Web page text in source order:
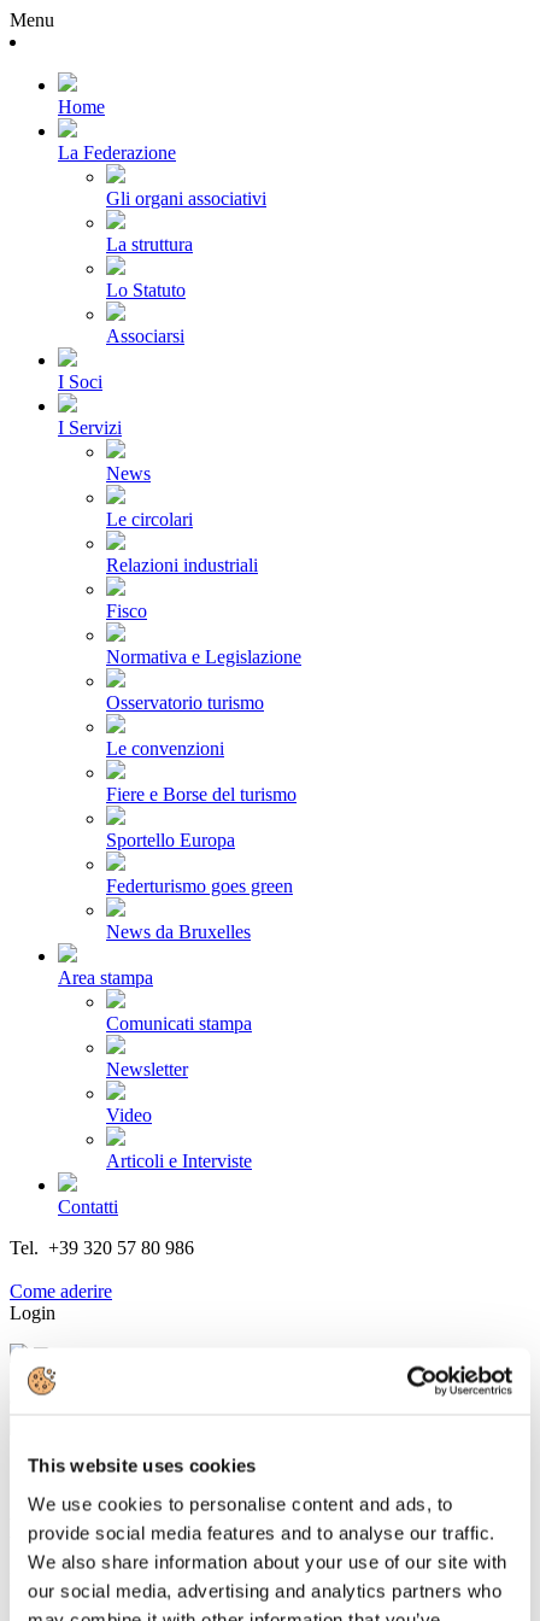
This website uses cookies
We use cookies to personalise content and ads, to
provide social media features and to analyse our traffic.
We also share information about your use of our site with
our social media, advertising and analytics partners who
Menu
Home
La Federazione
Gli organi associativi
La struttura
Lo Statuto
Associarsi
I Soci
I Servizi
News
Le circolari
Relazioni industriali
Fisco
Normativa e Legislazione
Osservatorio turismo
Le convenzioni
Fiere e Borse del turismo
Sportello Europa
Federturismo goes green
News da Bruxelles
Area stampa
Comunicati stampa
Newsletter
Video
Articoli e Interviste
Contatti
Tel. +39 320 57 80 986
Come aderire
Login
Cerca...
Newsletter N. 11 del 21/01/2015
Categoria:Associazione Italiana Confindustria Alberghi